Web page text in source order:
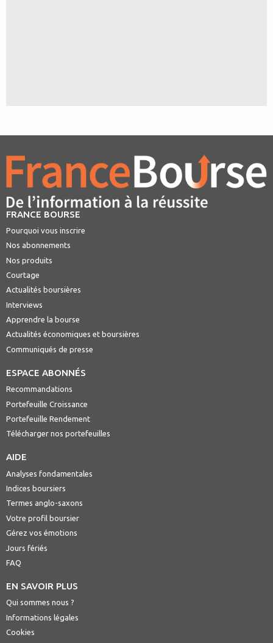
FRANCE BOURSE
Pourquoi vous inscrire
Nos abonnements
Nos produits
Courtage
Actualités boursières
Interviews
Apprendre la bourse
Actualités économiques et boursières
Communiqués de presse
ESPACE ABONNÉS
Recommandations
Portefeuille Croissance
Portefeuille Rendement
Télécharger nos portefeuilles
AIDE
Analyses fondamentales
Indices boursiers
Termes anglo-saxons
Votre profil boursier
Gérez vos émotions
Jours fériés
FAQ
EN SAVOIR PLUS
Qui sommes nous ?
Informations légales
Cookies